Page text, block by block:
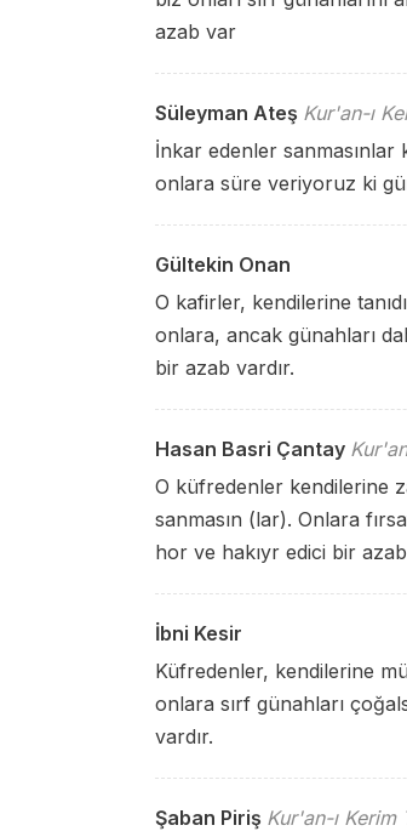
azab var
Süleyman Ateş Kur'an-ı
İnkar edenler sanmasınlar
onlara süre veriyoruz ki
Gültekin Onan
O kafirler, kendilerine
onlara, ancak günahları
bir azab vardır.
Hasan Basri Çantay
O küfredenler kendilerine
sanmasın (lar). Onlara
hor ve hakıyr edici bir
İbni Kesir
Küfredenler, kendilerine
onlara sırf günahları
vardır.
Şaban Piriş Kur'an-ı Kerim